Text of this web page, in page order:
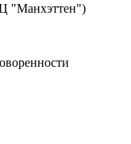
"Манхэттен")